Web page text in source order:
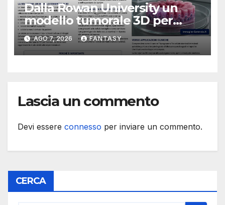
Dalla Rowan University un
modello tumorale 3D per
studiare il dialogo tra cancro
e cellule staminali
AGO 7, 2026 FANTASY
Lascia un commento
Devi essere connesso per inviare un commento.
CERCA